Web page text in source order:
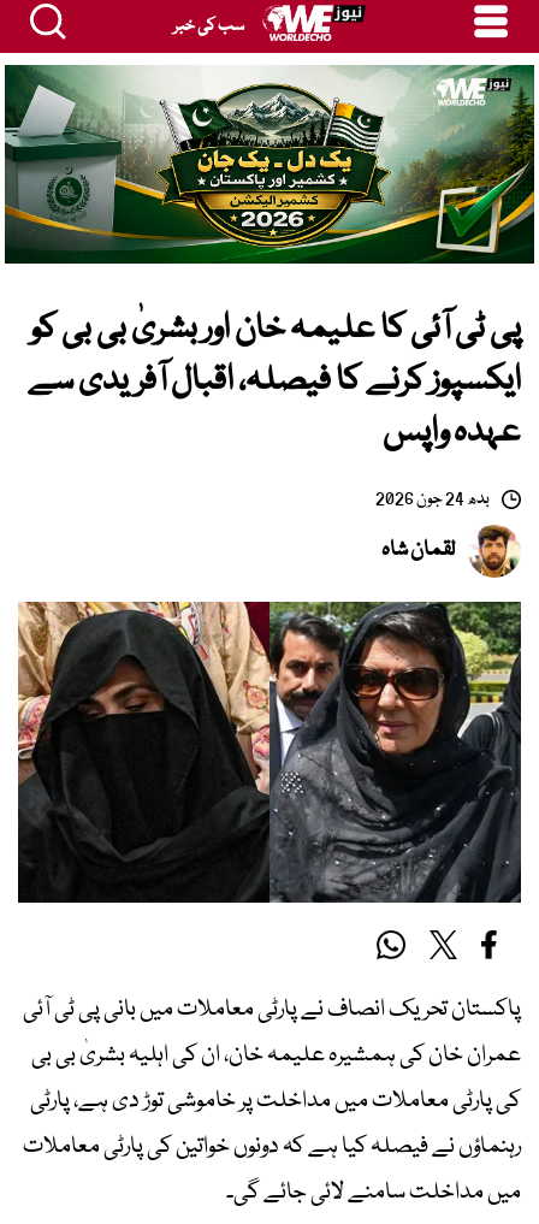
سب کی خبر
پی ٹی آئی کا علیمہ خان اور بشریٰ بی بی کو
ایکسپوز کرنے کا فیصلہ، اقبال آفریدی سے
عہدہ واپس
بدھ 24 جون 2026
لقمان شاہ
پاکستان تحریک انصاف نے پارٹی معاملات میں بانی پی ٹی آئی
عمران خان کی ہمشیرہ علیمہ خان، ان کی اہلیہ بشریٰ بی بی
کی پارٹی معاملات میں مداخلت پر خاموشی توڑ دی ہے، پارٹی
رہنماؤں نے فیصلہ کیا ہے کہ دونوں خواتین کی پارٹی معاملات
میں مداخلت سامنے لائی جائے گی۔